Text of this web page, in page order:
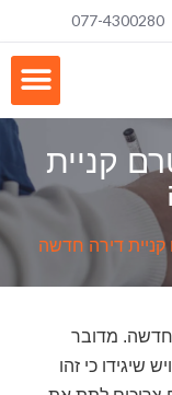
077-4300280
קניית
קניית דירה חדשה
חדשה. מדובר
שיגידו כי זהו